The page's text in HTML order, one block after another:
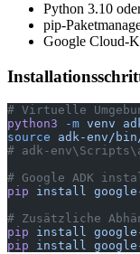
Python 3.10
pip-
Google Cloud-
# Virtuelle
python3 -m venv
source adk-env/
# adk-
# Google ADK
pip install
# Zusätzliche
pip install
pip install